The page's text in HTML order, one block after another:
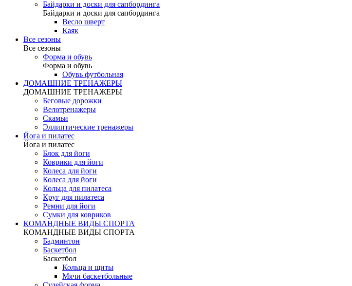
Байдарки и доски для сапбординга
Байдарки и доски для сапбординга
Весло шверт
Каяк
Все сезоны
Все сезоны
Форма и обувь
Форма и обувь
Обувь футбольная
ДОМАШНИЕ ТРЕНАЖЕРЫ
ДОМАШНИЕ ТРЕНАЖЕРЫ
Беговые дорожки
Велотренажеры
Скамьи
Эллиптические тренажеры
Йога и пилатес
Йога и пилатес
Блок для йоги
Коврики для йоги
Колеса для йоги
Колеса для йоги
Кольца для пилатеса
Круг для пилатеса
Ремни для йоги
Сумки для ковриков
КОМАНДНЫЕ ВИДЫ СПОРТА
КОМАНДНЫЕ ВИДЫ СПОРТА
Бадминтон
Баскетбол
Баскетбол
Кольца и щиты
Мячи баскетбольные